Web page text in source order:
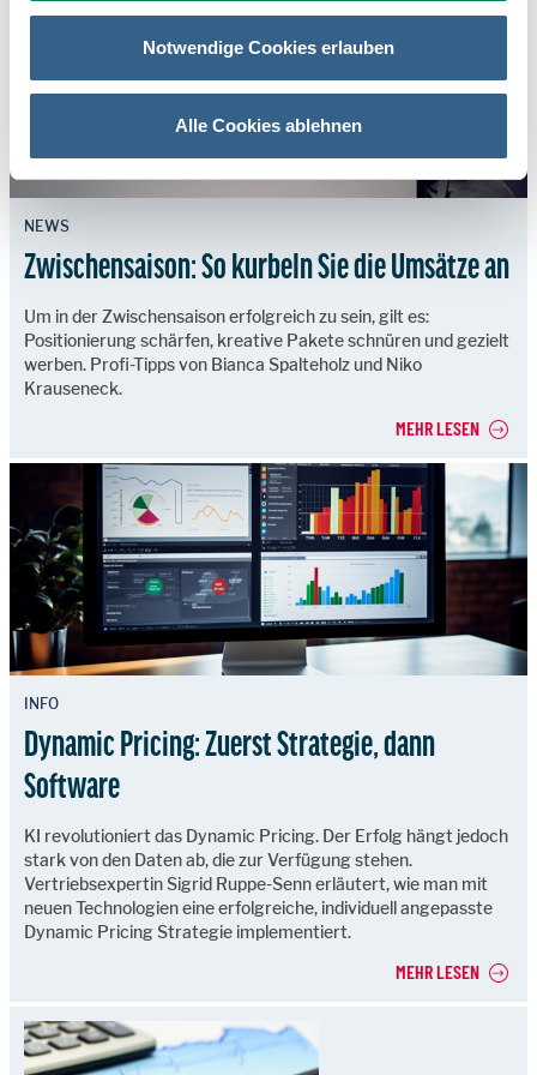
Notwendige Cookies erlauben
Alle Cookies ablehnen
NEWS
Zwischensaison: So kurbeln Sie die Umsätze an
Um in der Zwischensaison erfolgreich zu sein, gilt es:
Positionierung schärfen, kreative Pakete schnüren und gezielt
werben. Profi-Tipps von Bianca Spalteholz und Niko
Krauseneck.
MEHR LESEN
INFO
Dynamic Pricing: Zuerst Strategie, dann
Software
KI revolutioniert das Dynamic Pricing. Der Erfolg hängt jedoch
stark von den Daten ab, die zur Verfügung stehen.
Vertriebsexpertin Sigrid Ruppe-Senn erläutert, wie man mit
neuen Technologien eine erfolgreiche, individuell angepasste
Dynamic Pricing Strategie implementiert.
MEHR LESEN